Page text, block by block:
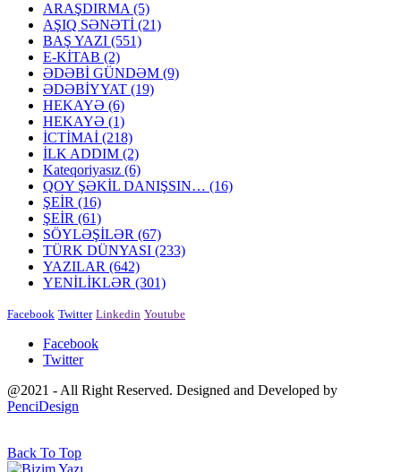
ARAŞDIRMA (5)
AŞIQ SƏNƏTİ (21)
BAŞ YAZI (551)
E-KİTAB (2)
ƏDƏBİ GÜNDƏM (9)
ƏDƏBİYYAT (19)
HEKAYƏ (6)
HEKAYƏ (1)
İCTİMAİ (218)
İLK ADDIM (2)
Kateqoriyasız (6)
QOY ŞƏKİL DANIŞSIN… (16)
ŞEİR (16)
ŞEİR (61)
SÖYLƏŞİLƏR (67)
TÜRK DÜNYASI (233)
YAZILAR (642)
YENİLİKLƏR (301)
Facebook Twitter Linkedin Youtube
Facebook
Twitter
@2021 - All Right Reserved. Designed and Developed by
PenciDesign
Back To Top